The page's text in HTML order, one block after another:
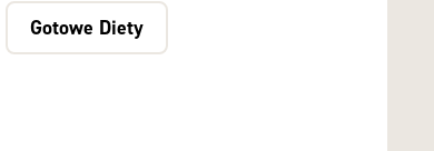
Gotowe Diety